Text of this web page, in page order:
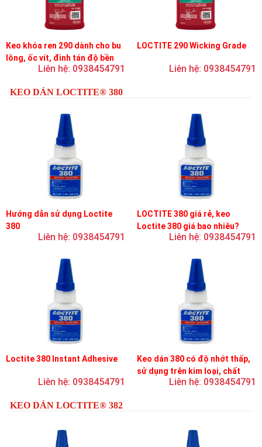
Keo khóa ren 290 dành cho bu
lông, ốc vít, đinh tán độ bền
trung bình, độ nhớt thấp
Liên hệ: 0938454791
LOCTITE 290 Wicking Grade
Liên hệ: 0938454791
KEO DÁN LOCTITE® 380
Hướng dẫn sử dụng Loctite
380
Liên hệ: 0938454791
LOCTITE 380 giá rẻ, keo
Loctite 380 giá bao nhiêu?
Liên hệ: 0938454791
Loctite 380 Instant Adhesive
Liên hệ: 0938454791
Keo dán 380 có độ nhớt thấp,
sử dụng trên kim loại, chất
đàn hồi và nhựaLiên hệ: 0938454791
KEO DÁN LOCTITE® 382